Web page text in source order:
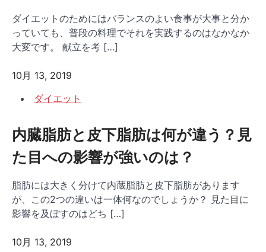
ダイエットのためにはバランスのよい食事が大事と分か
っていても、普段の料理でそれを実践するのはなかなか
大変です。 献立を考 […]
10月 13, 2019
ダイエット
内臓脂肪と皮下脂肪は何が違う？見
た目への影響が強いのは？
脂肪には大きく分けて内蔵脂肪と皮下脂肪があります
が、この2つの違いは一体何なのでしょうか？ 見た目に
影響を及ぼすのはどち […]
10月 13, 2019